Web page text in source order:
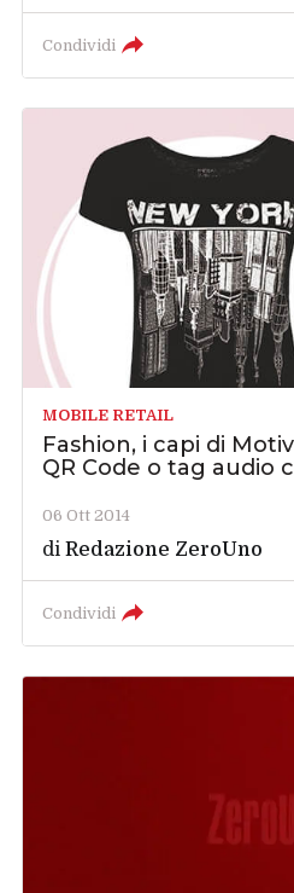
Condividi
MOBILE RETAIL
Fashion, i capi di
QR Code o tag audio
06 Ott 2014
diRedazione ZeroUno
Condividi